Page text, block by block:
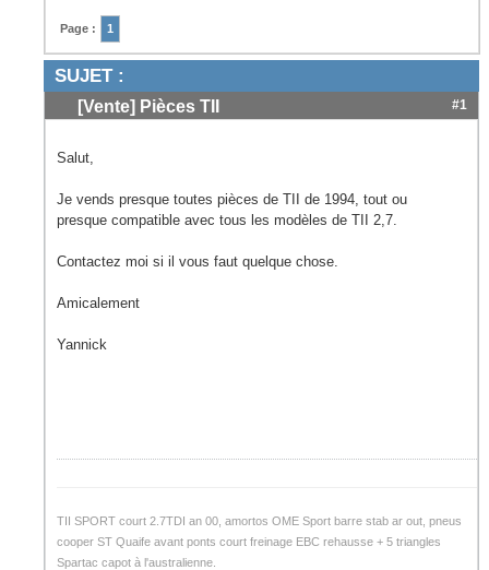
Page : 1
SUJET :
[Vente] Pièces TII #1
Salut,
Je vends presque toutes pièces de TII de 1994, tout ou
presque compatible avec tous les modèles de TII 2,7.
Contactez moi si il vous faut quelque chose.
Amicalement
Yannick
TII SPORT court 2.7TDI an 00, amortos OME Sport barre stab ar out, pneus
cooper ST Quaife avant ponts court freinage EBC rehausse + 5 triangles
Spartac capot à l'australienne.